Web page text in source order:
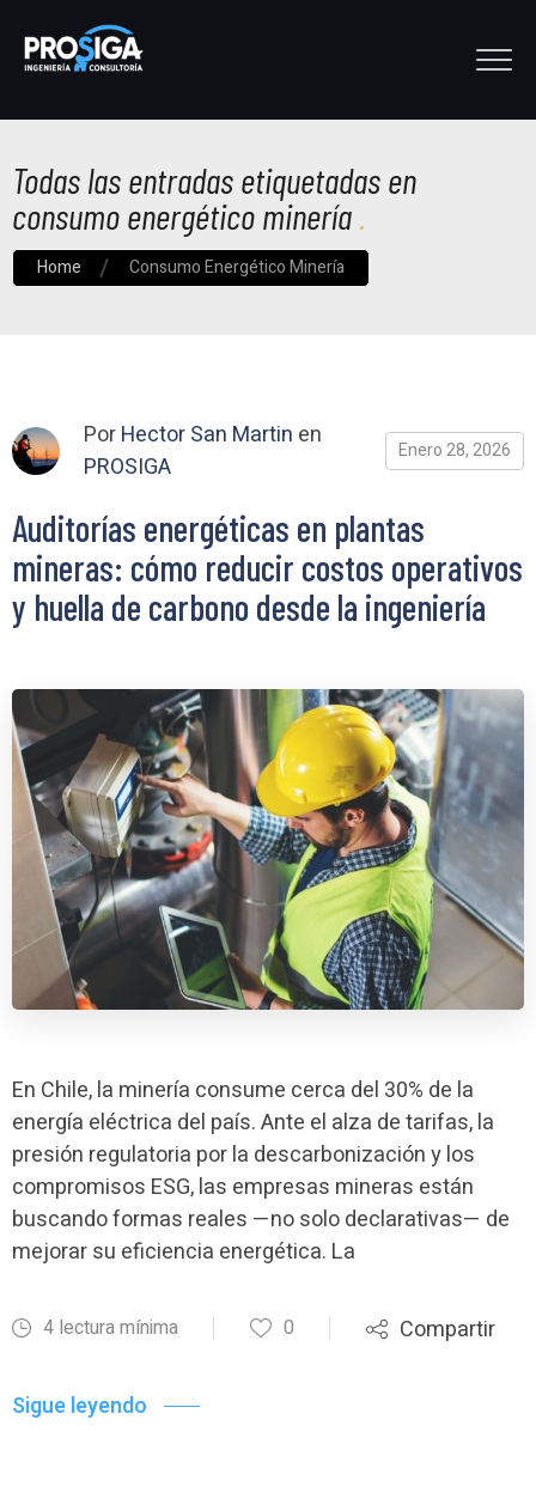
Todas las entradas etiquetadas en
consumo energético minería
Home Consumo Energético Minería
PorHector San Martin en
PROSIGA
Enero 28, 2026
Auditorías energéticas en plantas
mineras: cómo reducir costos operativos
y huella de carbono desde la ingeniería
En Chile, la minería consume cerca del 30% de la
energía eléctrica del país. Ante el alza de tarifas, la
presión regulatoria por la descarbonización y los
compromisos ESG, las empresas mineras están
buscando formas reales —no solo declarativas— de
mejorar su eficiencia energética. La
4 lectura mínima 0 Compartir
Sigue leyendo